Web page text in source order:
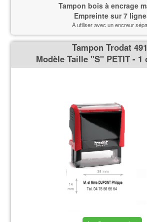
Tampon bois à encrage
Empreinte sur 7
A utiliser avec un encreur
Tampon Trodat
Modèle Taille ''S'' PETIT - 1